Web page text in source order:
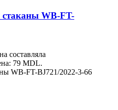
cтаканы WB-FT-
составляла
79 MDL.
WB-FT-BJ721/2022-3-66